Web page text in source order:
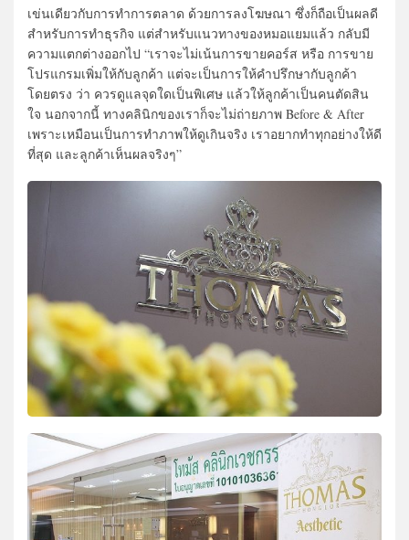
เข่นเดียวกับการทำการตลาด ด้วยการลงโฆษณา ซึ่งก็ถือเป็นผลดี
สำหรับการทำธุรกิจ แต่สำหรับแนวทางของหมอแยมแล้ว กลับมี
ความแตกต่างออกไป “เราจะไม่เน้นการขายคอร์ส หรือ การขาย
โปรแกรมเพิ่มให้กับลูกค้า แต่จะเป็นการให้คำปรึกษากับลูกค้า
โดยตรง ว่า ควรดูแลจุดใดเป็นพิเศษ แล้วให้ลูกค้าเป็นคนตัดสิน
ใจ นอกจากนี้ ทางคลินิกของเราก็จะไม่ถ่ายภาพ Before & After
เพราะเหมือนเป็นการทำภาพให้ดูเกินจริง เราอยากทำทุกอย่างให้ดี
ที่สุด และลูกค้าเห็นผลจริงๆ”